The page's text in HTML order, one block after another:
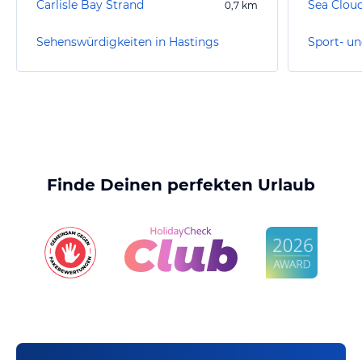
Carlisle Bay Strand 0,7 km
Sehenswürdigkeiten in Hastings
Sea
Finde Deinen perfekten Urlaub